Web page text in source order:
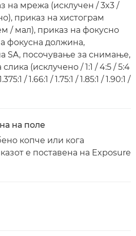
на мрежа (исклучен / 3x3 /
приказ на хистограм
/ мал), приказ на фокусно
фокусна должина,
SA, посочување за снимање,
(исклучено / 1:1 / 4:5 / 5:4
/ 1.66:1 / 1.75:1 / 1.85:1 / 1.90:1 /
на поле
копче или кога
е поставена на Exposure